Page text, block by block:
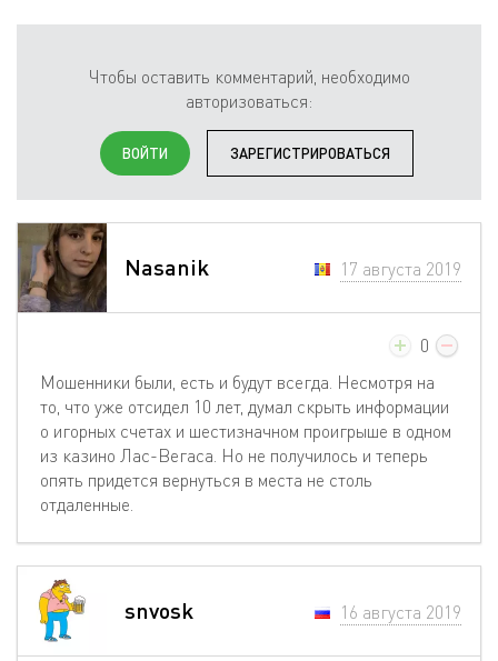
Чтобы оставить комментарий, необходимо
авторизоваться:
ВОЙТИ ЗАРЕГИСТРИРОВАТЬСЯ
Nasanik 17 августа 2019
0
Мошенники были, есть и будут всегда. Несмотря на
то, что уже отсидел 10 лет, думал скрыть информации
о игорных счетах и шестизначном проигрыше в одном
из казино Лас-Вегаса. Но не получилось и теперь
опять придется вернуться в места не столь
отдаленные.
snvosk 16 августа 2019